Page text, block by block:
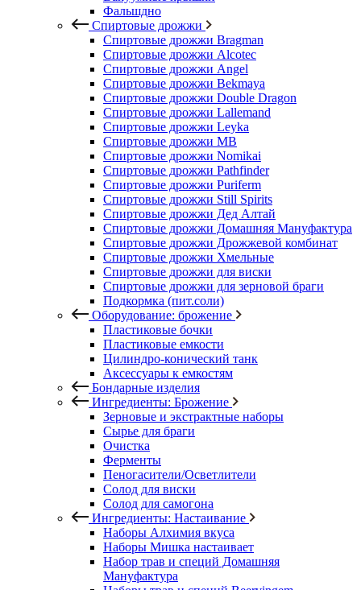
Фальшдно
Спиртовые дрожжи
Спиртовые дрожжи Bragman
Спиртовые дрожжи Alcotec
Спиртовые дрожжи Angel
Спиртовые дрожжи Bekmaya
Спиртовые дрожжи Double Dragon
Спиртовые дрожжи Lallemand
Спиртовые дрожжи Leyka
Спиртовые дрожжи MB
Спиртовые дрожжи Nomikai
Спиртовые дрожжи Pathfinder
Спиртовые дрожжи Puriferm
Спиртовые дрожжи Still Spirits
Спиртовые дрожжи Дед Алтай
Спиртовые дрожжи Домашняя Мануфактура
Спиртовые дрожжи Дрожжевой комбинат
Спиртовые дрожжи Хмельные
Спиртовые дрожжи для виски
Спиртовые дрожжи для зерновой браги
Подкормка (пит.соли)
Оборудование: брожение
Пластиковые бочки
Пластиковые емкости
Цилиндро-конический танк
Аксессуары к емкостям
Бондарные изделия
Ингредиенты: Брожение
Зерновые и экстрактные наборы
Сырье для браги
Очистка
Ферменты
Пеногасители/Осветлители
Солод для виски
Солод для самогона
Ингредиенты: Настаивание
Наборы Алхимия вкуса
Наборы Мишка настаивает
Набор трав и специй Домашняя
Мануфактура